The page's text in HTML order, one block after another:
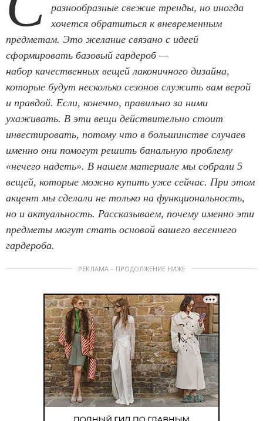
разнообразные свежие тренды, но иногда
хочется обратиться к вневременным
предметам. Это желание связано с идеей
сформировать базовый гардероб —
набор качественных вещей лаконичного дизайна,
которые будут несколько сезонов служить вам верой
и правдой. Если, конечно, правильно за ними
ухаживать. В эти вещи действительно стоит
инвестировать, потому что в большинстве случаев
именно они помогут решить банальную проблему
«нечего надеть». В нашем материале мы собрали 5
вещей, которые можно купить уже сейчас. При этом
акцент мы сделали не только на функциональность,
но и актуальность. Рассказываем, почему именно эти
предметы могут стать основой вашего весеннего
гардероба.
РЕКЛАМА – ПРОДОЛЖЕНИЕ НИЖЕ